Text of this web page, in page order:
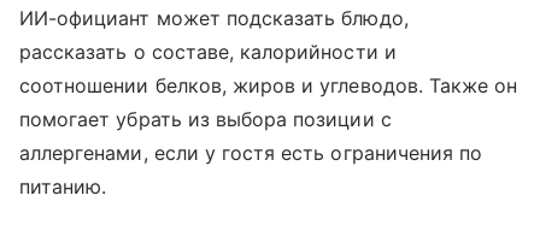
ИИ-официант может подсказать блюдо,
рассказать о составе, калорийности и
соотношении белков, жиров и углеводов. Также он
помогает убрать из выбора позиции с
аллергенами, если у гостя есть ограничения по
питанию.